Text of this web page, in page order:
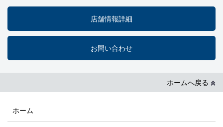
店舗情報詳細
お問い合わせ
ホームへ戻る
ホーム